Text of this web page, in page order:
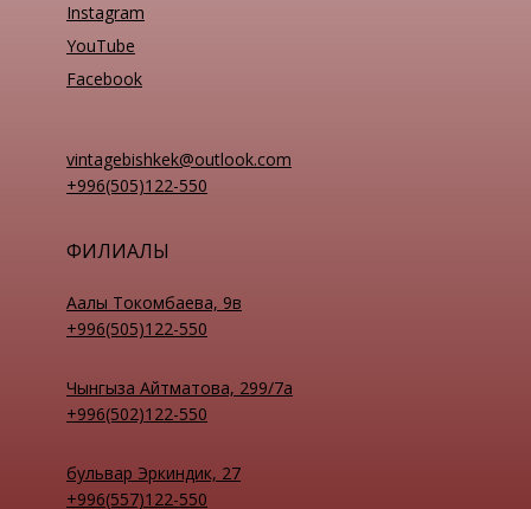
Instagram
YouTube
Facebook
ФИЛИАЛЫ
Аалы Токомбаева, 9в
+996(505)122-550
Чынгыза Айтматова, 299/7а
+996(502)122-550
бульвар Эркиндик, 27
+996(557)122-550
vintagebishkek@outlook.com
+996(505)122-550